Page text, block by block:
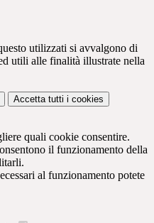
utilizzati si avvalgono di
utili alle finalità illustrate nella
Accetta tutti i cookies
quali cookie consentire.
il funzionamento della
al funzionamento potete